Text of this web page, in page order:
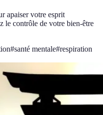
apaiser votre esprit
le contrôle de votre bien-être
#santé mentale#respiration